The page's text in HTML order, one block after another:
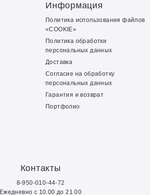
Информация
Политика использования файлов
«COOKIE»
Политика обработки
персональных данных
Доставка
Согласие на обработку
персональных данных
Гарантия и возврат
Портфолио
Контакты
8-950-010-44-72
Ежедневно с 10.00 до 21.00